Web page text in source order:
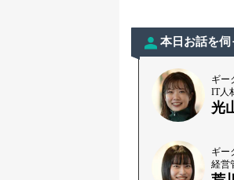
本日お話を伺
ギー
IT人
光
ギー
経営